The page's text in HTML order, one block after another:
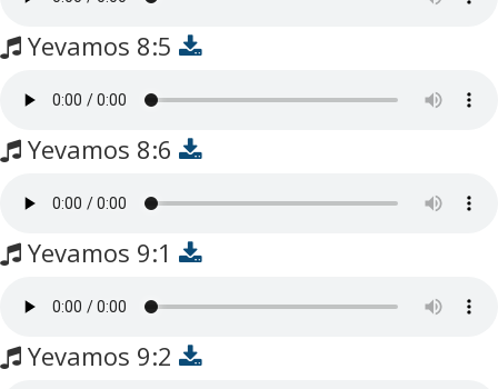
Yevamos 8:5
Yevamos 8:6
Yevamos 9:1
Yevamos 9:2